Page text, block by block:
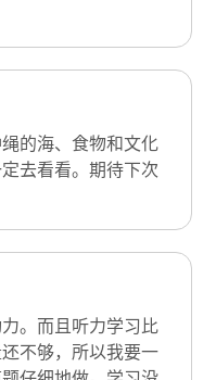
的海、食物和文化
去看看。期待下次
。而且听力学习比
不够，所以我要一